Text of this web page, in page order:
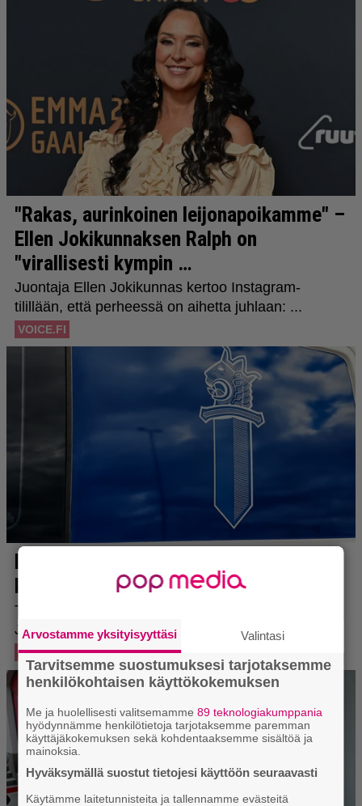
Arvostamme yksityisyyttäsi Valintasi
Tarvitsemme suostumuksesi tarjotaksemme
henkilökohtaisen käyttökokemuksen
Me ja huolellisesti valitsemamme89 teknologiakumppania
hyödynnämme henkilötietoja tarjotaksemme paremman
käyttäjäkokemuksen sekä kohdentaaksemme sisältöä ja
mainoksia.
Hyväksymällä suostut tietojesi käyttöön seuraavasti
Käytämme laitetunnisteita ja tallennamme evästeitä